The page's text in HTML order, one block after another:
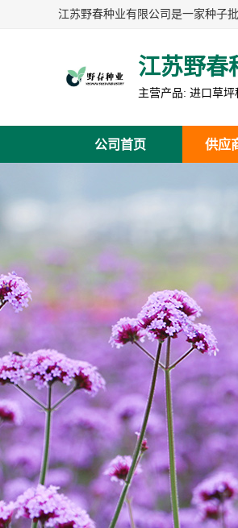
江苏野春
公司首页 供应